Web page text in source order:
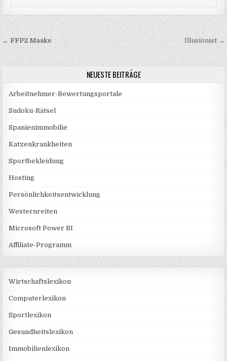
Beitragsnavigation
←FFP2 Maske Illusionist →
NEUESTE BEITRÄGE
Arbeitnehmer-Bewertungsportale
Sudoku-Rätsel
Spanienimmobilie
Katzenkrankheiten
Sportbekleidung
Hosting
Persönlichkeitsentwicklung
Westernreiten
Microsoft Power BI
Affiliate-Programm
Wirtschaftslexikon
Computerlexikon
Sportlexikon
Gesundheitslexikon
Immobilienlexikon